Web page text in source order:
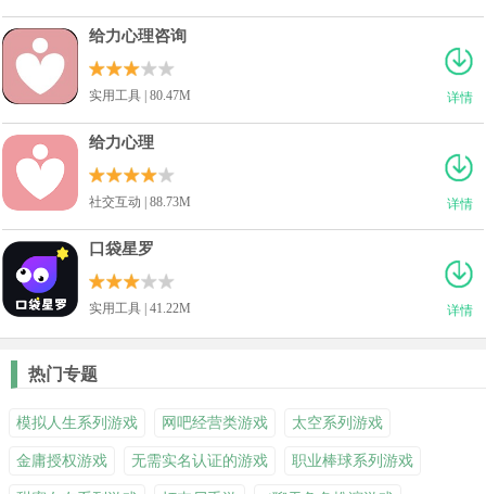
详情
给力心理咨询
实用工具 | 80.47M
详情
给力心理
社交互动 | 88.73M
详情
口袋星罗
实用工具 | 41.22M
热门专题
模拟人生系列游戏 网吧经营类游戏 太空系列游戏
金庸授权游戏 无需实名认证的游戏 职业棒球系列游戏